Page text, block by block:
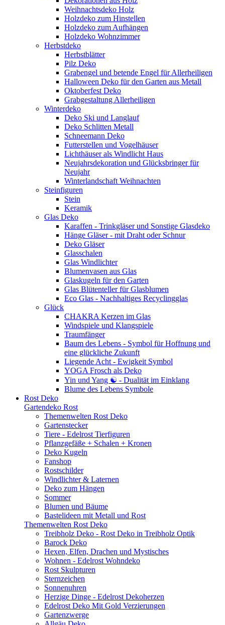
Weihnachtsdeko Holz
Holzdeko zum Hinstellen
Holzdeko zum Aufhängen
Holzdeko Wohnzimmer
Herbstdeko
Herbstblätter
Pilz Deko
Grabengel und betende Engel für Allerheiligen
Halloween Deko für den Garten aus Metall
Oktoberfest Deko
Grabgestaltung Allerheiligen
Winterdeko
Deko Ski und Langlauf
Deko Schlitten Metall
Schneemann Deko
Futterstellen und Vogelhäuser
Lichthäuser als Windlicht Haus
Neujahrsdekoration und Glücksbringer für
Neujahr
Winterlandschaft Weihnachten
Steinfiguren
Stein
Keramik
Glas Deko
Karaffen - Trinkgläser und Sonstige Glasdeko
Hänge Gläser - mit Draht oder Schnur
Deko Gläser
Glasschalen
Glas Windlichter
Blumenvasen aus Glas
Glaskugeln für den Garten
Glas Blütenteller für Glasblumen
Eco Glas - Nachhaltiges Recyclingglas
Glück
CHAKRA Kerzen im Glas
Windspiele und Klangspiele
Traumfänger
Baum des Lebens - Symbol für Hoffnung und
eine glückliche Zukunft
Liegende Acht - Ewigkeit Symbol
YOGA Frosch als Deko
Yin und Yang ☯ - Dualität im Einklang
Blume des Lebens Symbole
Rost Deko
Gartendeko Rost
Themenwelten Rost Deko
Gartenstecker
Tiere - Edelrost Tierfiguren
Pflanzgefäße + Schalen + Kronen
Deko Kugeln
Fanshop
Rostschilder
Windlichter & Laternen
Deko zum Hängen
Sommer
Blumen und Bäume
Bastelideen mit Metall und Rost
Themenwelten Rost Deko
Treibholz Deko - Rost Deko in Treibholz Optik
Barock Deko
Hexen, Elfen, Drachen und Mystisches
Wohnen - Edelrost Wohndeko
Rost Skulpturen
Sternzeichen
Sonnenuhren
Herzige Dinge - Edelrost Dekoherzen
Edelrost Deko Mit Gold Verzierungen
Gartenzwerge